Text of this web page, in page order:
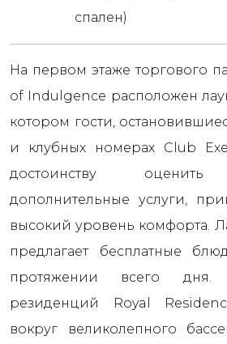
спален)
На первом этаже торгового
of Indulgence расположен
котором гости,
и клубных номерах Club
достоинству оценить
дополнительные услуги,
высокий уровень комфорта.
предлагает бесплатные
протяжении всего
резиденций Royal
вокруг великолепного